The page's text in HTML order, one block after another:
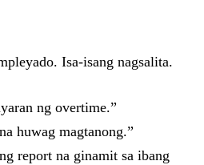
Isa-isang nagsalita.
ng overtime.”
huwag magtanong.”
report na ginamit sa ibang